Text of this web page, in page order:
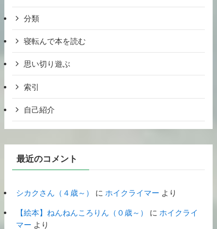
分類
寝転んで本を読む
思い切り遊ぶ
索引
自己紹介
最近のコメント
シカクさん（４歳～） に ホイクライマー より
【絵本】ねんねんころりん（０歳～） に ホイクライ
マー より